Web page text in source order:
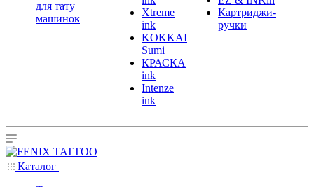
для тату
машинок
Xtreme
ink
KOKKAI
Sumi
КРАСКА
ink
Intenze
ink
Картриджи-
ручки
Каталог